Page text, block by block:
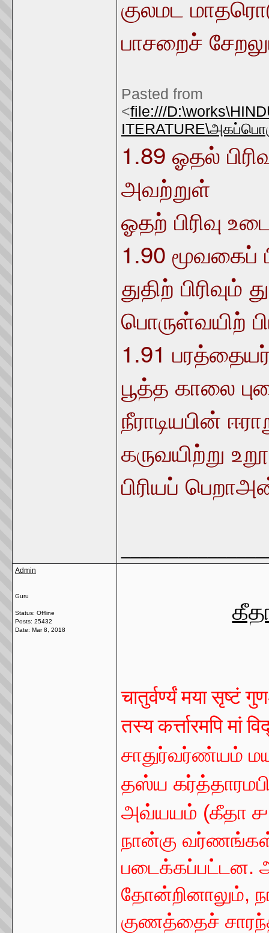
குலமட
பாசறைச்
Pasted from
<file:///
ITERATURE\
1.89 ஓதல்
அவற்றுள்
ஓதற் பிரிவு
1.90 மூவகைப்
துதிற்
பொருள்வயிற்
1.91 பரத்தையர்
பூத்த காலை
நீராடியபின்
கருவயிற்று
பிரியப்
Admin
Guru
Status: Offline
Posts: 25432
Date: Mar 8, 2018
चातुर्वर्ण्यं मया सृष्टं
तस्य कर्त्तारमपि मां
சாதுர்வர்ண்யம்
தஸ்ய
அவ்யயம் (கீதா
நான்கு
படைக்கப்பட்டன.
தோன்றினாலும்,
குணத்தைச்